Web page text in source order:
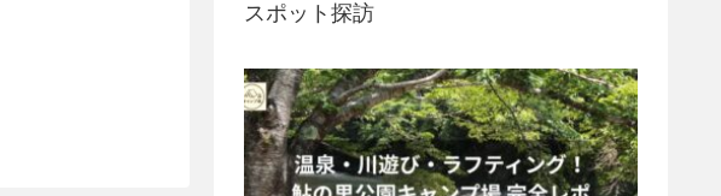
スポット探訪